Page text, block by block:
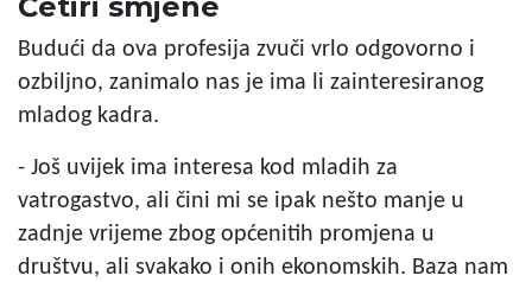
Budući da ova profesija zvuči vrlo odgovorno i
ozbiljno, zanimalo nas je ima li zainteresiranog
mladog kadra.
- Još uvijek ima interesa kod mladih za
vatrogastvo, ali čini mi se ipak nešto manje u
zadnje vrijeme zbog općenitih promjena u
društvu, ali svakako i onih ekonomskih. Baza nam